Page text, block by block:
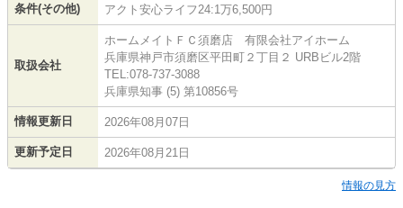
条件(その他) アクト安心ライフ24:1万6,500円
取扱会社
ホームメイトＦＣ須磨店 有限会社アイホーム
兵庫県神戸市須磨区平田町２丁目２ URBビル2階
TEL:078-737-3088
兵庫県知事 (5) 第10856号
情報更新日 2026年08月07日
更新予定日 2026年08月21日
情報の見方